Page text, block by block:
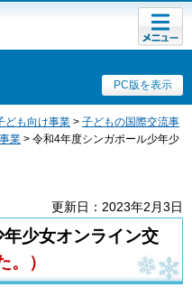
PC版を表示
メニュ
ー
ども向け事業 > 子どもの国際交流事
業 > 令和4年度シンガポール少年少
更新日：2023年2月3日
少女オンライン交
）